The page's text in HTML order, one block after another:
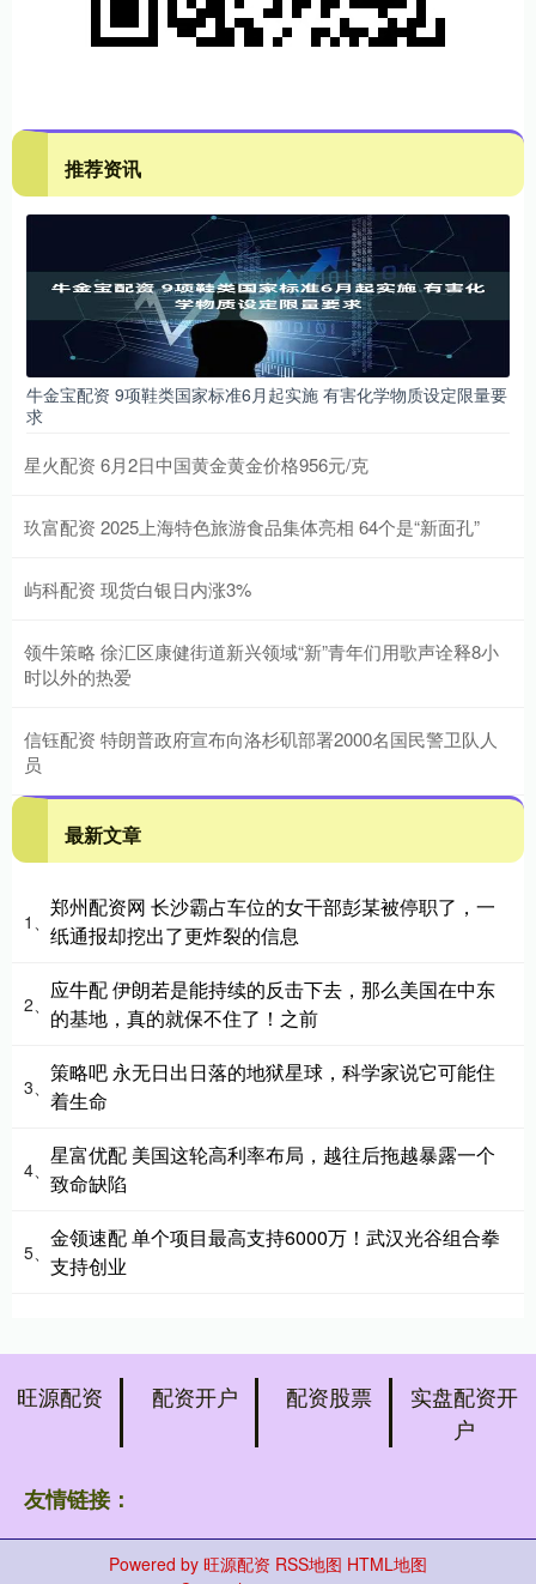
推荐资讯
牛金宝配资 9项鞋类国家标准6月起实施 有害化学物质设定限量要
求
星火配资 6月2日中国黄金黄金价格956元/克
玖富配资 2025上海特色旅游食品集体亮相 64个是“新面孔”
屿科配资 现货白银日内涨3%
领牛策略 徐汇区康健街道新兴领域“新”青年们用歌声诠释8小
时以外的热爱
信钰配资 特朗普政府宣布向洛杉矶部署2000名国民警卫队人
员
最新文章
1、
郑州配资网 长沙霸占车位的女干部彭某被停职了，一
纸通报却挖出了更炸裂的信息
2、
应牛配 伊朗若是能持续的反击下去，那么美国在中东
的基地，真的就保不住了！之前
3、
策略吧 永无日出日落的地狱星球，科学家说它可能住
着生命
4、
星富优配 美国这轮高利率布局，越往后拖越暴露一个
致命缺陷
5、
金领速配 单个项目最高支持6000万！武汉光谷组合拳
支持创业
旺源配资 配资开户 配资股票
实盘配资开
户
友情链接：
Powered by 旺源配资 RSS地图 HTML地图